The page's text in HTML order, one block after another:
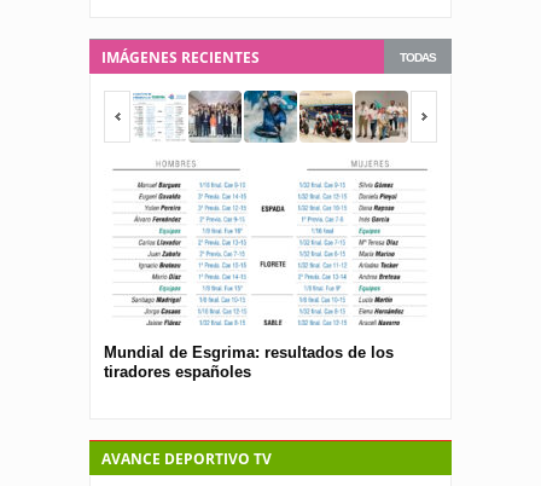
TODAS
IMÁGENES RECIENTES
Mundial de Esgrima: resultados de los
tiradores españoles
AVANCE DEPORTIVO TV